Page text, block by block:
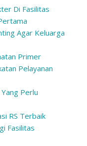
Di Fasilitas
Agar Keluarga
Primer
Pelayanan
Perlu
RS Terbaik
Fasilitas